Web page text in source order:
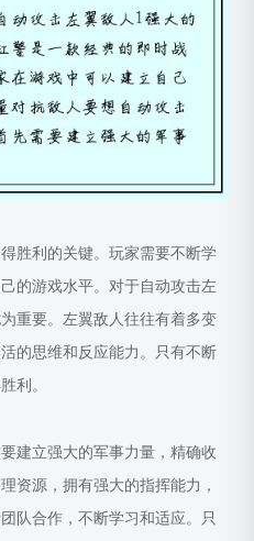
胜利的关键。玩家需要不断学
的游戏水平。对于自动攻击左
重要。左翼敌人往往有着多变
的思维和反应能力。只有不断
利。
建立强大的军事力量，精确收
资源，拥有强大的指挥能力，
队合作，不断学习和适应。只